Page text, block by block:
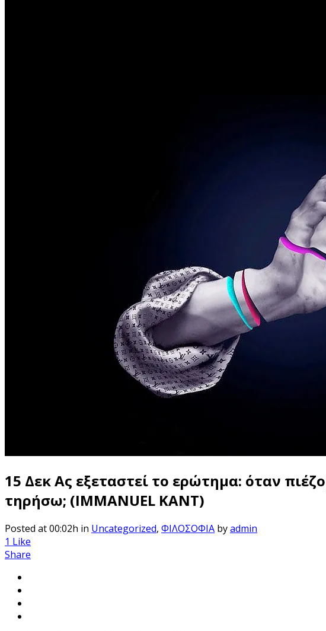
15 ΔεκΑς εξεταστεί το ερώτημα: όταν
τηρήσω; (IMMANUEL KANT)
Posted at 00:02h in Uncategorized, ΦΙΛΟΣΟΦΙΑ byadmin
1 Like
Share